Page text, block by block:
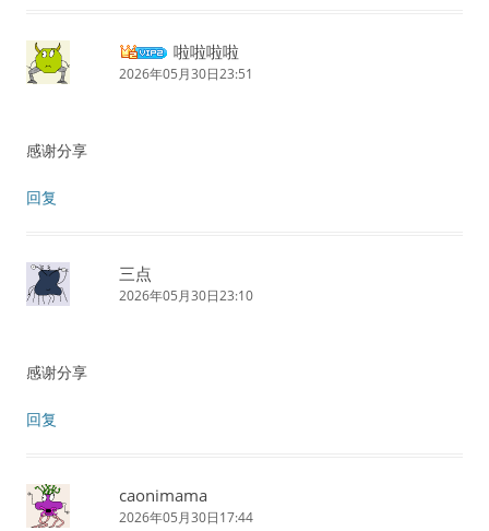
啦啦啦啦
2026年05月30日23:51
感谢分享
回复
三点
2026年05月30日23:10
感谢分享
回复
caonimama
2026年05月30日17:44